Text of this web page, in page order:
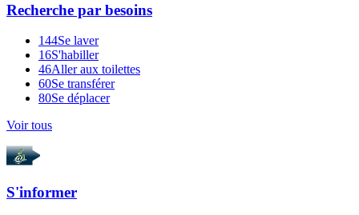
Recherche par besoins
144Se laver
16S'habiller
46Aller aux toilettes
60Se transférer
80Se déplacer
Voir tous
S'informer